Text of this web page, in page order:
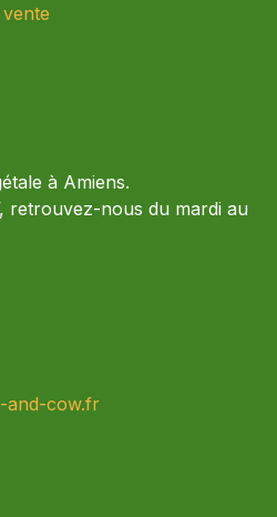
à Amiens.
retrouvez-nous du mardi au
and-cow.fr